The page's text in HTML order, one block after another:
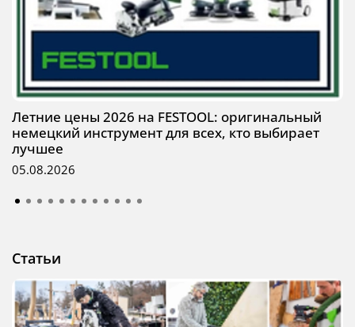
Летние цены 2026 на FESTOOL: оригинальный
немецкий инструмент для всех, кто выбирает
лучшее
05.08.2026
Статьи